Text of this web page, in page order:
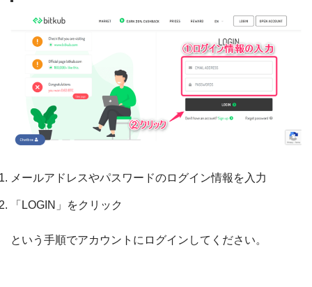
メールアドレスやパスワードのログイン情報を入力
「LOGIN」をクリック
という手順でアカウントにログインしてください。